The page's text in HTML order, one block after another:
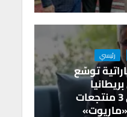
رئيسي
توسّع
بالاستحواذ على 3 منتجعات